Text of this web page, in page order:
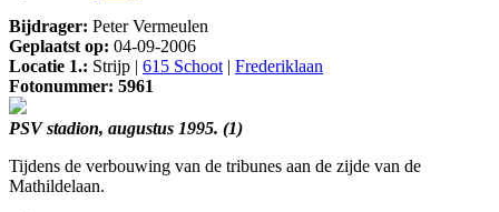
Bijdrager: Peter Vermeulen
Geplaatst op: 04-09-2006
Locatie 1.: Strijp | 615 Schoot| Frederiklaan
Fotonummer: 5961
PSV stadion, augustus 1995. (1)
Tijdens de verbouwing van de tribunes aan de zijde van de
Mathildelaan.